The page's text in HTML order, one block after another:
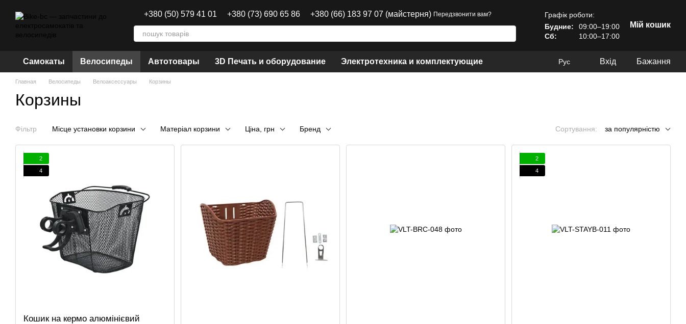
+380 (50) 579 41 01 +380 (73) 690 65 86 +380 (66) 183 97 07 (майстерня) Передзвонити вам?
Графік роботи:
Будние:
09:00–19:00
Сб:
10:00–17:00
Мій кошик
Самокаты Велосипеды Автотовары 3D Печать и оборудование Электротехника и комплектующие Рус Вхід Бажання
Главная Велосипеды Велоаксессуары Корзины
Корзины
Фільтр Місце установки корзини Матеріал корзини Ціна, грн Бренд Сортування: за популярністю
2
4
Кошик на кермо алюмінієвий
2
4